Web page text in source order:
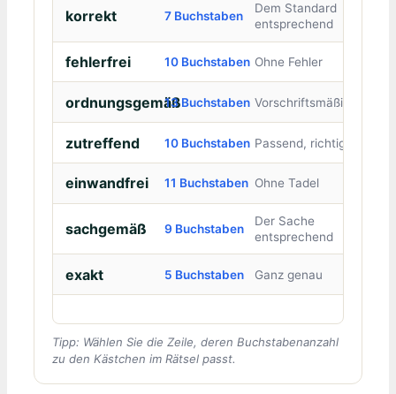
korrekt 7 Buchstaben
Dem Standard
entsprechend
fehlerfrei 10 Buchstaben Ohne Fehler
ordnungsgemäß13 Buchstaben Vorschriftsmäßig
zutreffend 10 Buchstaben Passend, richtig
einwandfrei 11 Buchstaben Ohne Tadel
sachgemäß 9 Buchstaben
Der Sache
entsprechend
exakt 5 Buchstaben Ganz genau
Tipp: Wählen Sie die Zeile, deren Buchstabenanzahl
zu den Kästchen im Rätsel passt.